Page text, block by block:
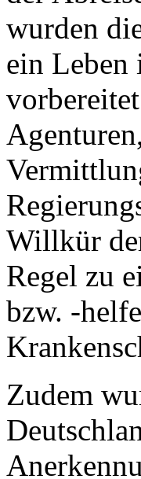
wurden
ein Leben
Willkür
Regel zu
bzw. -
Zudem